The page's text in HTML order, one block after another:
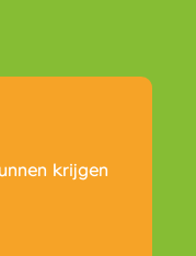
krijgen